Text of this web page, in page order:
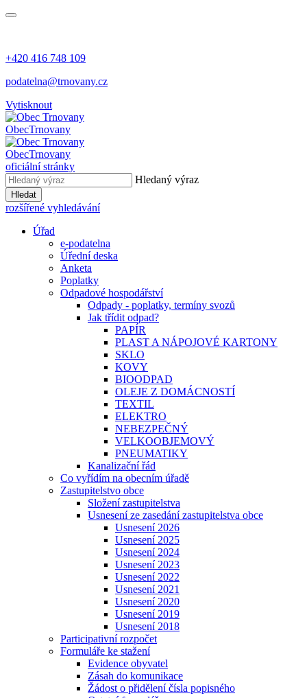
+420 416 748 109
podatelna@trnovany.cz
Vytisknout
ObecTrnovany
ObecTrnovany
oficiální stránky
Hledaný výraz
Hledat
rozšířené vyhledávání
Úřad
e-podatelna
Úřední deska
Anketa
Poplatky
Odpadové hospodářství
Odpady - poplatky, termíny svozů
Jak třídit odpad?
PAPÍR
PLAST A NÁPOJOVÉ KARTONY
SKLO
KOVY
BIOODPAD
OLEJE Z DOMÁCNOSTÍ
TEXTIL
ELEKTRO
NEBEZPEČNÝ
VELKOOBJEMOVÝ
PNEUMATIKY
Kanalizační řád
Co vyřídím na obecním úřadě
Zastupitelstvo obce
Složení zastupitelstva
Usnesení ze zasedání zastupitelstva obce
Usnesení 2026
Usnesení 2025
Usnesení 2024
Usnesení 2023
Usnesení 2022
Usnesení 2021
Usnesení 2020
Usnesení 2019
Usnesení 2018
Participativní rozpočet
Formuláře ke stažení
Evidence obyvatel
Zásah do komunikace
Žádost o přidělení čísla popisného